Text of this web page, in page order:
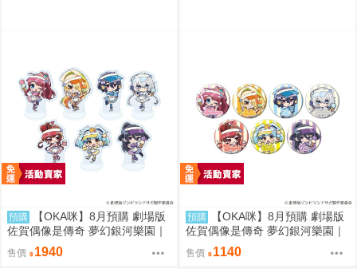
預購
【OKA咪】8月預購 劇場版
佐賀偶像是傳奇 夢幻銀河樂園｜
壓克力迷你立牌 01/全套組(全7
種) 冰淇淋店ver.
售價 1940
預購
【OKA咪】8月預購 劇場版
佐賀偶像是傳奇 夢幻銀河樂園｜
徽章 02/全套組(全7種) 冰淇淋店
ver.(Q版插畫)
售價 1140